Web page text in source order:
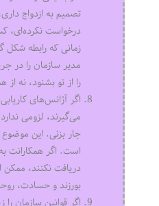
تصمیم به ازدواج
درخواست نکرده‌ای،
زمانی که رابطه شکل
مدیر سازمان را در
را از تو بشنود، نه از
اگر آژانس‌های
می‌گیرند، لزومی
جار بزنی. این
است. اگر همکارانت
دریافت نکنند،
بورزند و حسادت،
اگر قوانین سازمان را